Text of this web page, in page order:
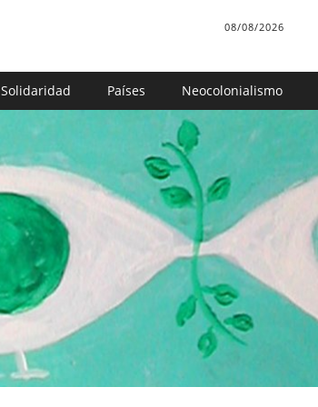
08/08/2026
Solidaridad Países Neocolonialismo